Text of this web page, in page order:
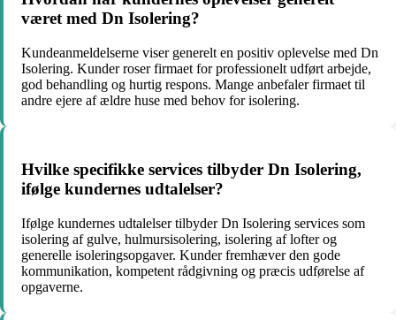
været med Dn Isolering?
Kundeanmeldelserne viser generelt en positiv oplevelse med Dn
Isolering. Kunder roser firmaet for professionelt udført arbejde,
god behandling og hurtig respons. Mange anbefaler firmaet til
andre ejere af ældre huse med behov for isolering.
Hvilke specifikke services tilbyder Dn Isolering,
ifølge kundernes udtalelser?
Ifølge kundernes udtalelser tilbyder Dn Isolering services som
isolering af gulve, hulmursisolering, isolering af lofter og
generelle isoleringsopgaver. Kunder fremhæver den gode
kommunikation, kompetent rådgivning og præcis udførelse af
opgaverne.